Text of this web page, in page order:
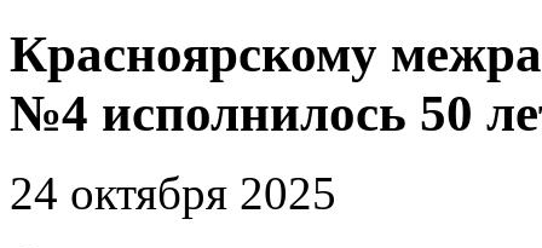
Красноярскому
№4 исполнилось 50
24 октября 2025